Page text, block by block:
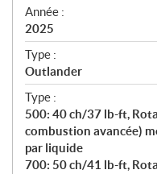
f
i
c
a
t
i
o
n
s
Année :
2025
Type :
Outlander
Type :
500: 40 ch/37 lb-ft,
combustion avancée)
par liquide
700: 50 ch/41 lb-ft,